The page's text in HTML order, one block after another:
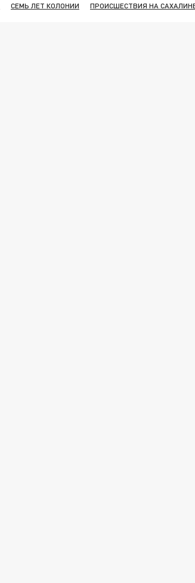
СЕМЬ ЛЕТ КОЛОНИИ ПРОИСШЕСТВИЯ НА